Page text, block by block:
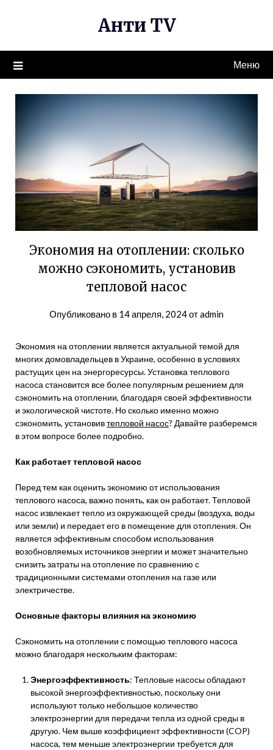
Анти TV
Меню
Экономия на отоплении: сколько
можно сэкономить, установив
тепловой насос
Опубликовано в 14 апреля, 2024отadmin
Экономия на отоплении является актуальной темой для
многих домовладельцев в Украине, особенно в условиях
растущих цен на энергоресурсы. Установка теплового
насоса становится все более популярным решением для
сэкономить на отоплении, благодаря своей эффективности
и экологической чистоте. Но сколько именно можно
сэкономить, установивтепловой насос? Давайте разберемся
в этом вопросе более подробно.
Как работает тепловой насос
Перед тем как оценить экономию от использования
теплового насоса, важно понять, как он работает. Тепловой
насос извлекает тепло из окружающей среды (воздуха, воды
или земли) и передает его в помещение для отопления. Он
является эффективным способом использования
возобновляемых источников энергии и может значительно
снизить затраты на отопление по сравнению с
традиционными системами отопления на газе или
электричестве.
Основные факторы влияния на экономию
Сэкономить на отоплении с помощью теплового насоса
можно благодаря нескольким факторам:
Энергоэффективность: Тепловые насосы обладают
высокой энергоэффективностью, поскольку они
используют только небольшое количество
электроэнергии для передачи тепла из одной среды в
другую. Чем выше коэффициент эффективности (COP)
насоса, тем меньше электроэнергии требуется для